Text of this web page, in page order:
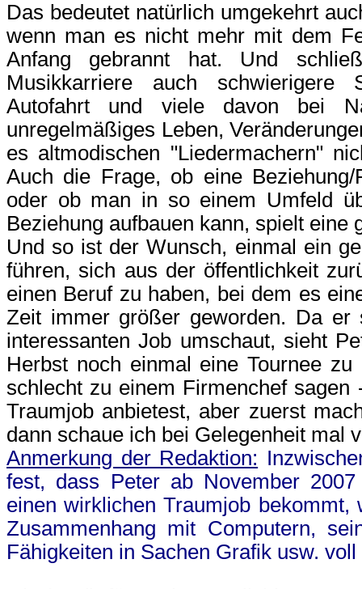
Das bedeutet natürlich umgekehrt
wenn man es nicht mehr mit dem
Anfang gebrannt hat. Und
Musikkarriere auch schwierigere
Autofahrt und viele davon bei
unregelmäßiges Leben,
es altmodischen "Liedermachern"
Auch die Frage, ob eine
oder ob man in so einem Umfeld
Beziehung aufbauen kann, spielt eine
Und so ist der Wunsch, einmal ein
führen, sich aus der öffentlichkeit
einen Beruf zu haben, bei dem es
Zeit immer größer geworden. Da er
interessanten Job umschaut, sieht
Herbst noch einmal eine Tournee
schlecht zu einem Firmenchef
Traumjob anbietest, aber zuerst
dann schaue ich bei Gelegenheit mal
Anmerkung der Redaktion:
fest, dass Peter ab November
einen wirklichen Traumjob
Zusammenhang mit Computern,
Fähigkeiten in Sachen Grafik usw.